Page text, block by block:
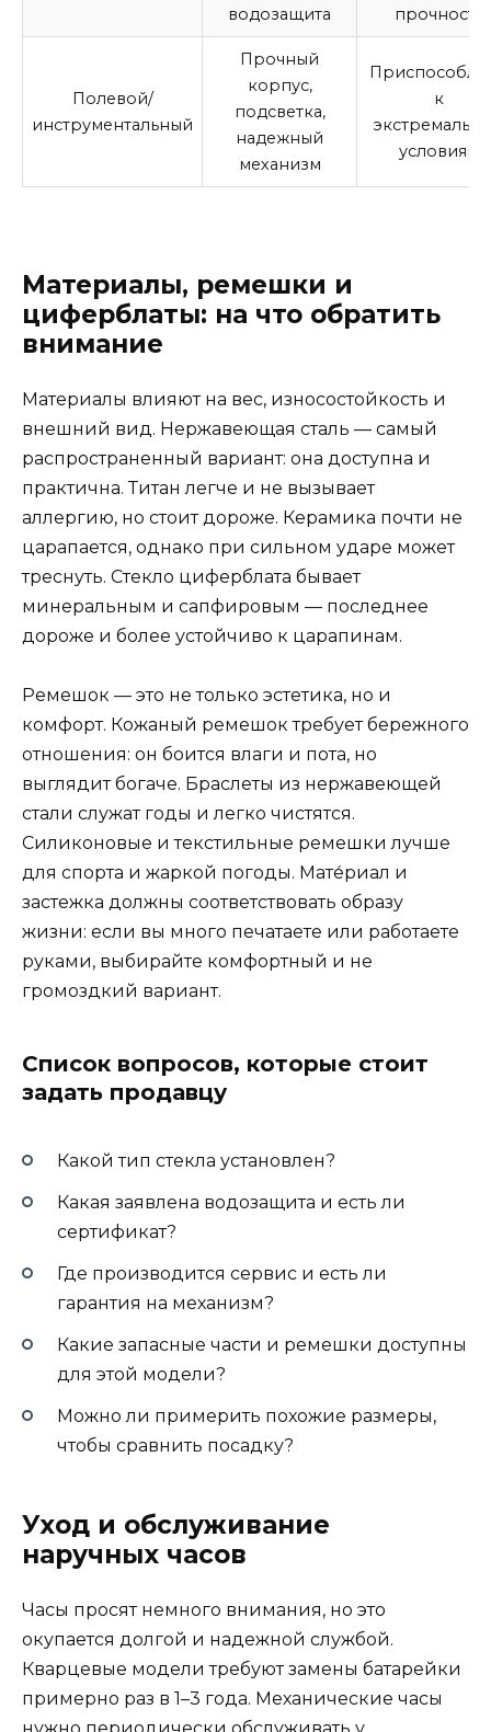
водозащита
прочность
Полевой/
инструментальный
Прочный
корпус,
подсветка,
надежный
механизм
к
условиям
Материалы, ремешки и
циферблаты: на что обратить
внимание
Материалы влияют на вес, износостойкость и
внешний вид. Нержавеющая сталь — самый
распространенный вариант: она доступна и
практична. Титан легче и не вызывает
аллергию, но стоит дороже. Керамика почти не
царапается, однако при сильном ударе может
треснуть. Стекло циферблата бывает
минеральным и сапфировым — последнее
дороже и более устойчиво к царапинам.
Ремешок — это не только эстетика, но и
комфорт. Кожаный ремешок требует бережного
отношения: он боится влаги и пота, но
выглядит богаче. Браслеты из нержавеющей
стали служат годы и легко чистятся.
Силиконовые и текстильные ремешки лучше
для спорта и жаркой погоды. Мате́риал и
застежка должны соответствовать образу
жизни: если вы много печатаете или работаете
руками, выбирайте комфортный и не
громоздкий вариант.
Список вопросов, которые стоит
задать продавцу
Какой тип стекла установлен?
Какая заявлена водозащита и есть ли
сертификат?
Где производится сервис и есть ли
гарантия на механизм?
Какие запасные части и ремешки доступны
для этой модели?
Можно ли примерить похожие размеры,
чтобы сравнить посадку?
Уход и обслуживание
наручных часов
Часы просят немного внимания, но это
окупается долгой и надежной службой.
Кварцевые модели требуют замены батарейки
примерно раз в 1–3 года. Механические часы